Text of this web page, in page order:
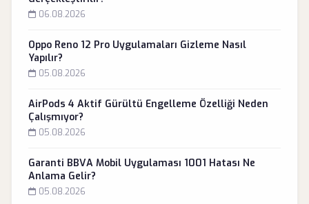
06.08.2026
Oppo Reno 12 Pro Uygulamaları Gizleme Nasıl
Yapılır?
05.08.2026
AirPods 4 Aktif Gürültü Engelleme Özelliği Neden
Çalışmıyor?
05.08.2026
Garanti BBVA Mobil Uygulaması 1001 Hatası Ne
Anlama Gelir?
05.08.2026